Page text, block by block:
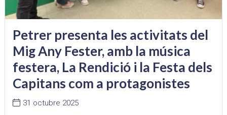
Petrer presenta les activitats del
Mig Any Fester, amb la música
festera, La Rendició i la Festa dels
Capitans com a protagonistes
31 octubre 2025